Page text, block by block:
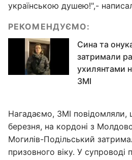
українською душею!",-
РЕКОМЕНДУЄМО:
Сина та
затримали
ухилянтами
ЗМІ
Нагадаємо, ЗМІ повідомляли,
березня, на кордоні з
Могилів-Подільський
призовного віку. У супроводі